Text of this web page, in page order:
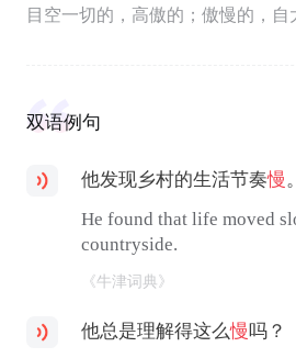
目空一切的，高傲的；傲慢的，自
双语例句
他发现乡村的生活节奏慢。
He found that life moved
countryside.
《牛津词典》
他总是理解得这么慢吗？